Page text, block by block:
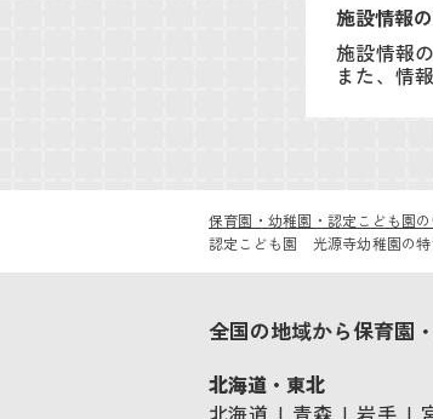
施設情報
施設情報
また、情
保育園・幼稚園・認定こども園
認定こども園 光源寺幼稚園の
全国の地域から保育園
北海道・東北
北海道
青森 岩手